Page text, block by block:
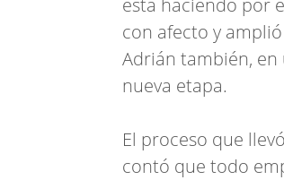
está haciendo por
con afecto y
Adrián también, en
nueva etapa.
El proceso que
contó que todo